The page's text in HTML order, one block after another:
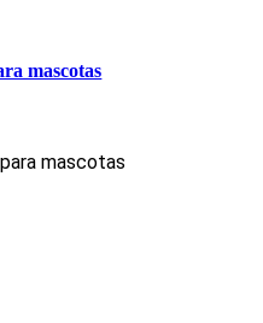
mascotas
mascotas